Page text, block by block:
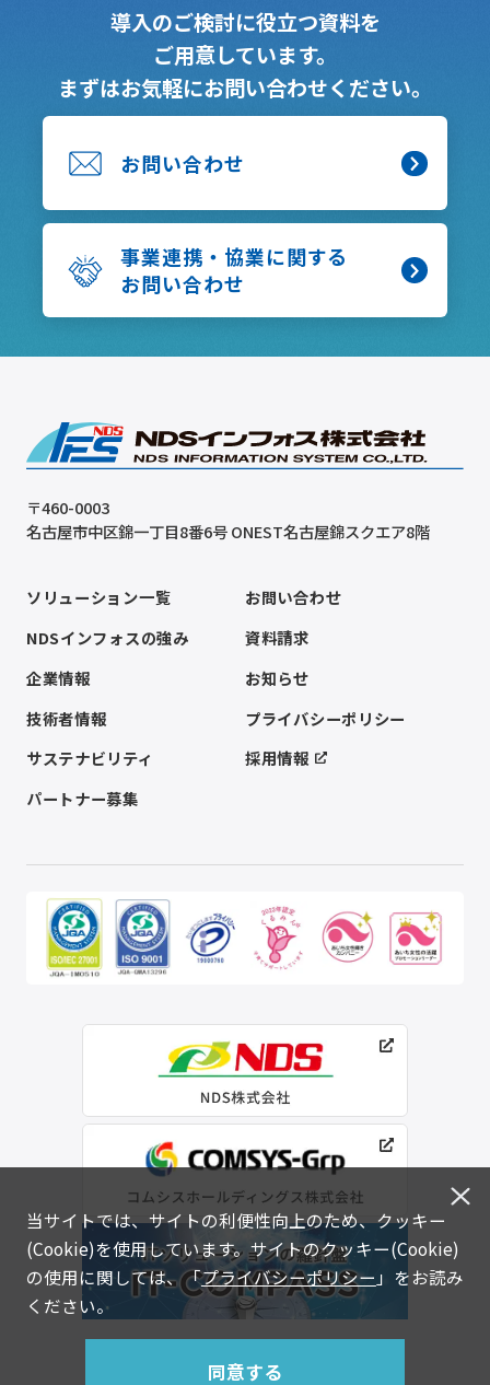
導入のご検討に役立つ資料を
ご用意しています。
まずはお気軽にお問い合わせください。
お問い合わせ
事業連携・協業に関する
お問い合わせ
〒460-0003
名古屋市中区錦一丁目8番6号 ONEST名古屋錦スクエア8階
ソリューション一覧
NDSインフォスの強み
企業情報
技術者情報
サステナビリティ
パートナー募集
お問い合わせ
資料請求
お知らせ
プライバシーポリシー
採用情報
当サイトでは、サイトの利便性向上のため、クッキー
(Cookie)を使用しています。サイトのクッキー(Cookie)
の使用に関しては、「プライバシーポリシー 」をお読み
ください。
同意する